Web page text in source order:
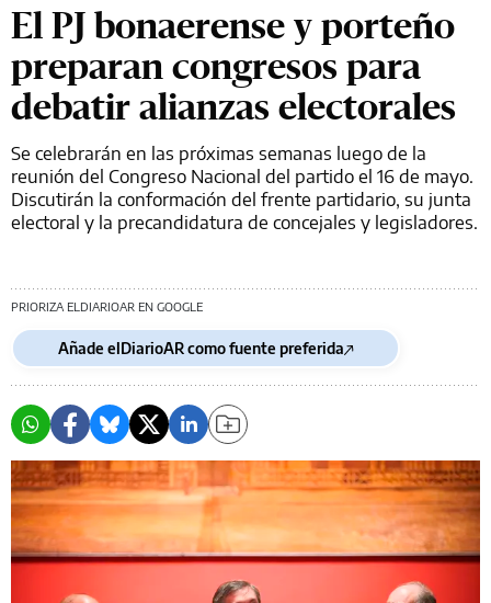
El PJ bonaerense y porteño
preparan congresos para
debatir alianzas electorales
Se celebrarán en las próximas semanas luego de la
reunión del Congreso Nacional del partido el 16 de mayo.
Discutirán la conformación del frente partidario, su junta
electoral y la precandidatura de concejales y legisladores.
PRIORIZA ELDIARIOAR EN GOOGLE
Añade elDiarioAR como fuente preferida